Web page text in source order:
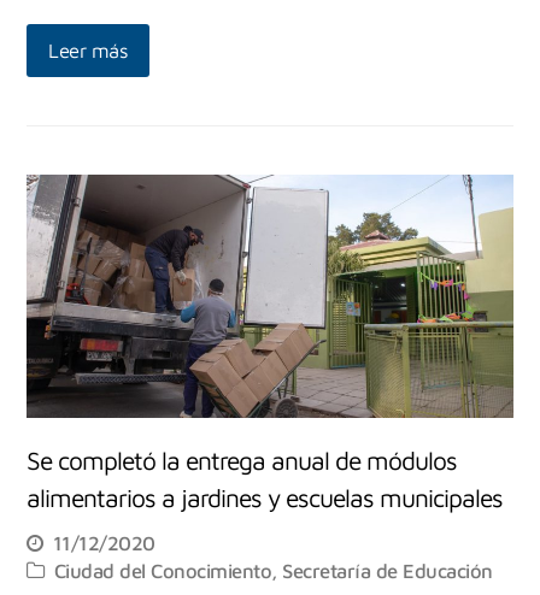
Leer más
Se completó la entrega anual de módulos
alimentarios a jardines y escuelas municipales
11/12/2020
Ciudad del Conocimiento, Secretaría de Educación